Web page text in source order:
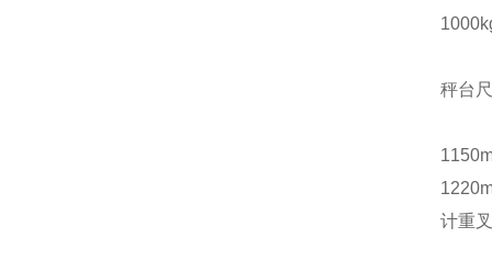
秤台
计重